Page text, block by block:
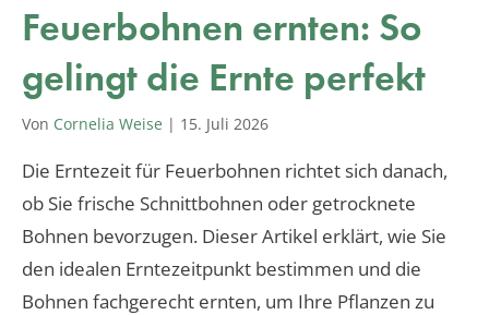
Feuerbohnen ernten: So
gelingt die Ernte perfekt
Von Cornelia Weise | 15. Juli 2026
Die Erntezeit für Feuerbohnen richtet sich danach,
ob Sie frische Schnittbohnen oder getrocknete
Bohnen bevorzugen. Dieser Artikel erklärt, wie Sie
den idealen Erntezeitpunkt bestimmen und die
Bohnen fachgerecht ernten, um Ihre Pflanzen zu